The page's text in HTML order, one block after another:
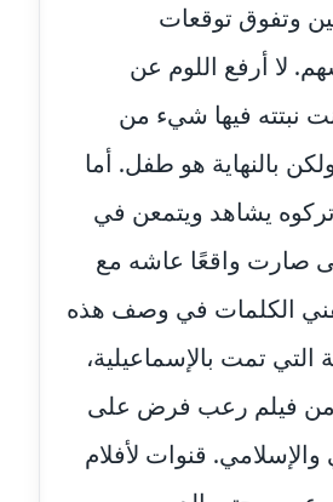
النجار
فوزي
صالح
بالحاج
عبد السلام
عز الدين
وتفوق توقعات
لا أرفع اللوم عن
نبتته فيها شيء من
بالنهاية هو طفل. أما
يشاهد ويتمعن في
صارت واقعًا عاشه مع
الكلمات في وصف هذه
التي تمت بالإسماعيلية،
من فيلم رعب فرض على
والإسلامي. قنوات لأفلام